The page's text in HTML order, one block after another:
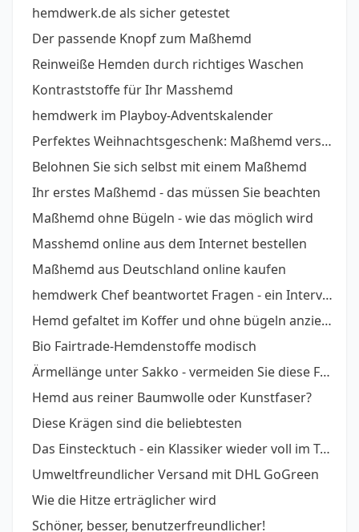
hemdwerk.de als sicher getestet
Der passende Knopf zum Maßhemd
Reinweiße Hemden durch richtiges Waschen
Kontraststoffe für Ihr Masshemd
hemdwerk im Playboy-Adventskalender
Perfektes Weihnachtsgeschenk: Maßhemd verschenken, so geht´s.
Belohnen Sie sich selbst mit einem Maßhemd
Ihr erstes Maßhemd - das müssen Sie beachten
Maßhemd ohne Bügeln - wie das möglich wird
Masshemd online aus dem Internet bestellen
Maßhemd aus Deutschland online kaufen
hemdwerk Chef beantwortet Fragen - ein Interview
Hemd gefaltet im Koffer und ohne bügeln anziehen - So geht´s
Bio Fairtrade-Hemdenstoffe modisch
Ärmellänge unter Sakko - vermeiden Sie diese Fehler
Hemd aus reiner Baumwolle oder Kunstfaser?
Diese Krägen sind die beliebtesten
Das Einstecktuch - ein Klassiker wieder voll im Trend
Umweltfreundlicher Versand mit DHL GoGreen
Wie die Hitze erträglicher wird
Schöner, besser, benutzerfreundlicher!